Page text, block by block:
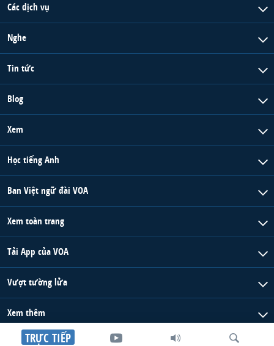
TRỰC TIẾP
Các dịch vụ
Nghe
Tin tức
Blog
Xem
Học tiếng Anh
Ban Việt ngữ đài VOA
Xem toàn trang
Tải App của VOA
Vượt tường lửa
Xem thêm